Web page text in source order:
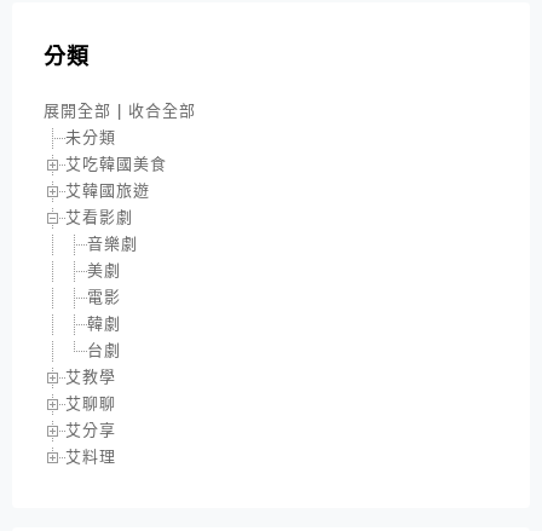
分類
展開全部
收合全部
未分類
艾吃韓國美食
艾韓國旅遊
艾看影劇
音樂劇
美劇
電影
韓劇
台劇
艾教學
艾聊聊
艾分享
艾料理